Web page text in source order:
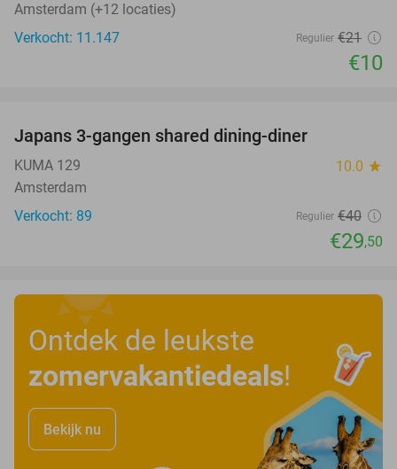
Amsterdam (+12 locaties)
Verkocht: 11.147
Regulier €21
€10
Japans 3-gangen shared dining-diner
KUMA 129 10.0 star
Amsterdam
Verkocht: 89
Regulier €40
€29,50
Ontdek de leukste
zomervakantiedeals!
Bekijk nu